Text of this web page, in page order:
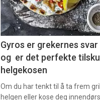
Gyros er grekernes
og er det perfekte
helgekosen
Om du har tenkt til å ta frem
helgen eller kose deg